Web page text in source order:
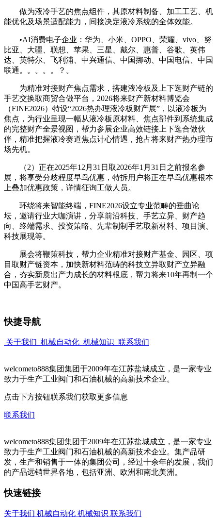
做为液冷手艺的焦点组件，其原材料制备、加工工艺、机
能优化及场景适配能力，间接决定液冷系统的全体效能。
•AI消费电子企业：华为、小米、OPPO、荣耀、vivo、努
比亚、大疆、联想、苹果、三星、戴尔、惠普、谷歌、英伟
达、英特尔、飞利浦、中兴通信、中国挪动、中国电信、中国
联通。。。。。？。
为精准对接财产焦点需求，搭建液冷板及上下逛财产链的
手艺交换取商贸合做平台，2026将来财产新材料博览会
（FINE2026）特设“2026热办理液冷板财产展”，以液冷板为
焦点，为行业呈现一幅从液冷板原材料、焦点部件到系统集成
的完整财产全景视图，帮力参展企业高效链接上下逛合做伙
伴，精准把握液冷赛道焦点计心情遇，抢占将来财产热办理市
场先机。
（2）正在2025年12月31日取2026年1月31日之前报名参
展，将享受分歧程度早鸟优惠，特拆用户将正在早鸟优惠根本
上叠加优惠政策，详情征询工做人员。
环绕将来智能终端，FINE2026设立专业范畴的垂曲论
坛，邀请行业大咖演讲，分享前沿科技、手艺立异、财产趋
向、终端需求、投资策略、先辈制制手艺取新材料、项目演、
科技展现等。
展会将鞭策科技，帮力企业精准对接财产基金、园区、项
目取财产链资本，加快新材料范畴的科技立异取财产立异融
合，夯实新质出产力成长的材料根底，帮力将来10年再制一个
中国高手艺财产。
快捷导航
关于我们 机械自动化 机械知识 联系我们
welcometo888集团集团于2009年在江苏盐城成立，是一家专业
致力于生产工业阀门和石油机械的高新技术企业。
点击下方按钮联系我们获取更多信息
联系我们
welcometo888集团集团于2009年在江苏盐城成立，是一家专业
致力于生产工业阀门和石油机械的高新技术企业。集产品研
发，生产和销售于一体的集团公司，经过十余年的发展，我们
的产品远销世界各地，包括亚洲、欧洲和南北美洲。
快速链接
关于我们 机械自动化 机械知识 联系我们